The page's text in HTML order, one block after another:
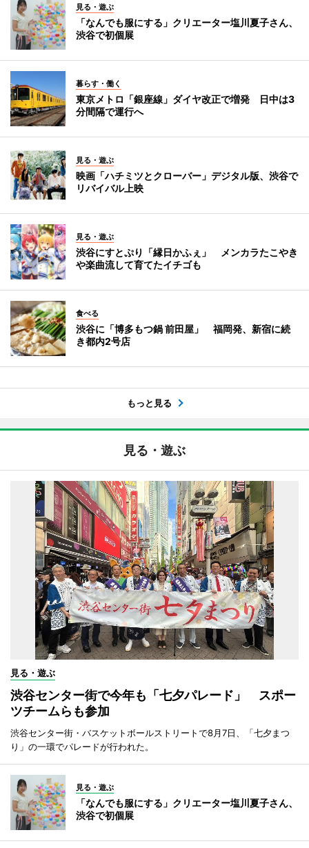
見る・遊ぶ
「なんでも服にする」クリエーター塩川夏子さん、
渋谷で初個展
暮らす・働く
東京メトロ「銀座線」ダイヤ改正で増発 日中は3
分間隔で運行へ
見る・遊ぶ
映画「ハチミツとクローバー」デジタル版、渋谷で
リバイバル上映
見る・遊ぶ
渋谷にすとぷり「縁日かふぇ」 メンカラたこやき
や楽曲流して育てたイチゴも
食べる
渋谷に「博多もつ鍋 前田屋」 福岡発、新宿に続
き都内2号店
もっと見る
見る・遊ぶ
見る・遊ぶ
渋谷センター街で今年も「七夕パレード」 スポー
ツチームらも参加
渋谷センター街・バスケットボールストリートで8月7日、「七夕まつ
り」の一環でパレードが行われた。
見る・遊ぶ
「なんでも服にする」クリエーター塩川夏子さん、
渋谷で初個展